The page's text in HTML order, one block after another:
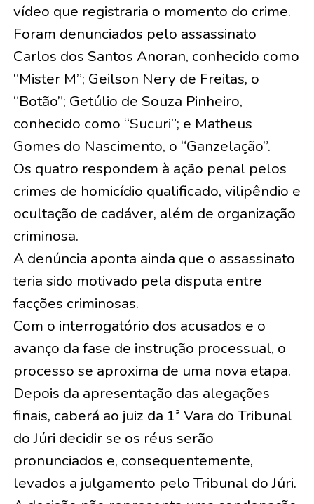
vídeo que registraria o momento do crime.
Foram denunciados pelo assassinato
Carlos dos Santos Anoran, conhecido como
“Mister M”; Geilson Nery de Freitas, o
“Botão”; Getúlio de Souza Pinheiro,
conhecido como “Sucuri”; e Matheus
Gomes do Nascimento, o “Ganzelação”.
Os quatro respondem à ação penal pelos
crimes de homicídio qualificado, vilipêndio e
ocultação de cadáver, além de organização
criminosa.
A denúncia aponta ainda que o assassinato
teria sido motivado pela disputa entre
facções criminosas.
Com o interrogatório dos acusados e o
avanço da fase de instrução processual, o
processo se aproxima de uma nova etapa.
Depois da apresentação das alegações
finais, caberá ao juiz da 1ª Vara do Tribunal
do Júri decidir se os réus serão
pronunciados e, consequentemente,
levados a julgamento pelo Tribunal do Júri.